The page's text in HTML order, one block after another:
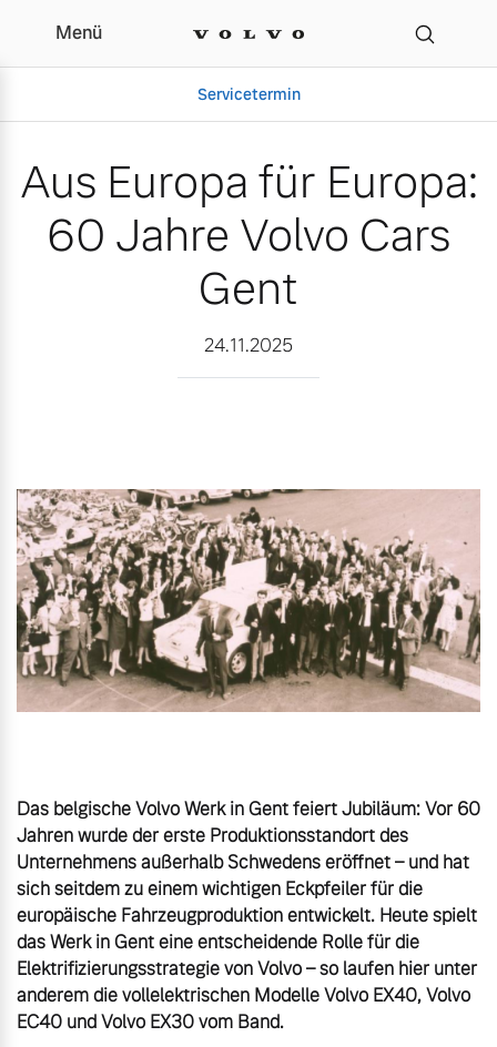
Aus Europa für
Menü
Servicetermin
Aktuelle Zubehörangebote
Volvo Gebrauchtwagenbörse
Gebrauchtwagen
Aktuelle Zubehörangebote
Zubehörkatalog
Service by Volvo
Unser Team
Unsere News & Events
Aus Europa für Europa:
60 Jahre Volvo Cars
Gent
24.11.2025
Das belgische Volvo Werk in Gent feiert Jubiläum: Vor 60
Jahren wurde der erste Produktionsstandort des
Unternehmens außerhalb Schwedens eröffnet – und hat
sich seitdem zu einem wichtigen Eckpfeiler für die
europäische Fahrzeugproduktion entwickelt. Heute spielt
das Werk in Gent eine entscheidende Rolle für die
Elektrifizierungsstrategie von Volvo – so laufen hier unter
anderem die vollelektrischen Modelle Volvo EX40, Volvo